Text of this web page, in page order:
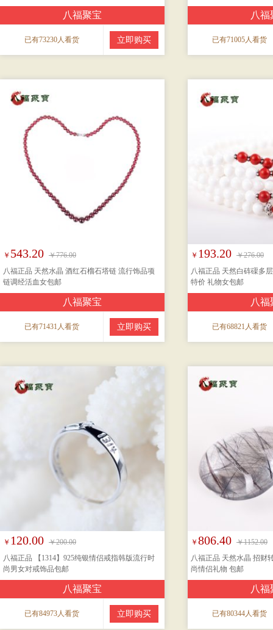
八福聚宝
已有73230人看货 立即购买
八福
已有71005人看货
￥ 543.20 ￥776.00
八福正品 天然水晶 酒红石榴石塔链 流行饰品项
链调经活血女包邮
八福聚宝
已有71431人看货 立即购买
￥ 193.20 ￥276.00
八福正品 天然白砗磲多
特价 礼物女包邮
八福
已有68821人看货
￥ 120.00 ￥200.00
八福正品 【1314】925纯银情侣戒指韩版流行时
尚男女对戒饰品包邮
八福聚宝
已有84973人看货 立即购买
￥ 806.40 ￥1152.00
八福正品 天然水晶 招财
尚情侣礼物 包邮
八福
已有80344人看货